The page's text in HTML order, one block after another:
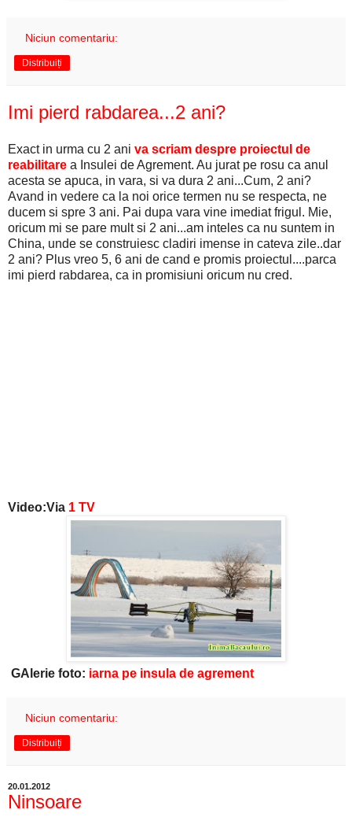
Niciun comentariu:
Distribuiți
Imi pierd rabdarea...2 ani?
Exact in urma cu 2 ani va scriam despre proiectul de
reabilitare a Insulei de Agrement. Au jurat pe rosu ca anul
acesta se apuca, in vara, si va dura 2 ani...Cum, 2 ani?
Avand in vedere ca la noi orice termen nu se respecta, ne
ducem si spre 3 ani. Pai dupa vara vine imediat frigul. Mie,
oricum mi se pare mult si 2 ani...am inteles ca nu suntem in
China, unde se construiesc cladiri imense in cateva zile..dar
2 ani? Plus vreo 5, 6 ani de cand e promis proiectul....parca
imi pierd rabdarea, ca in promisiuni oricum nu cred.
Video:Via 1 TV
GAlerie foto: iarna pe insula de agrement
Niciun comentariu:
Distribuiți
20.01.2012
Ninsoare